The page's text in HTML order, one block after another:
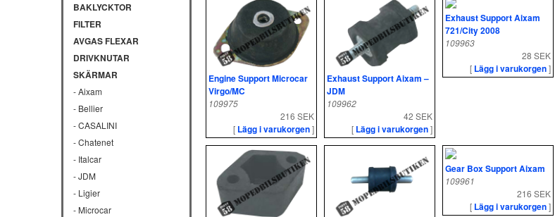
BAKLYCKTOR
FILTER
AVGAS FLEXAR
DRIVKNUTAR
SKÄRMAR
- Aixam
- Bellier
- CASALINI
- Chatenet
- Italcar
- JDM
- Ligier
- Microcar
Engine Support Microcar
Virgo/MC
109975
216 SEK
[ Lägg i varukorgen]
Exhaust Support Aixam –
JDM
109962
42 SEK
[ Lägg i varukorgen]
Exhaust Support Aixam
721/City 2008
109963
28 SEK
[ Lägg i varukorgen]
Gear Box Support Aixam
109961
216 SEK
[ Lägg i varukorgen]